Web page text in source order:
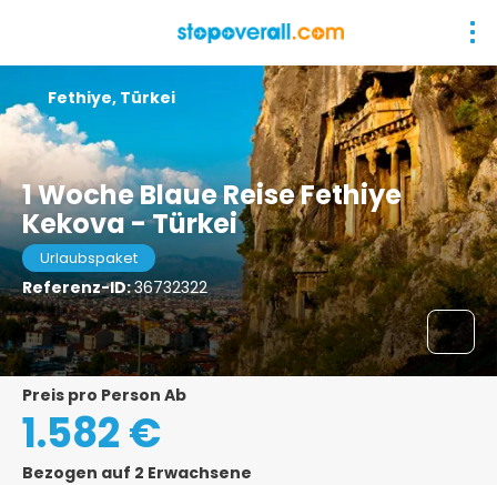
1 Woche Blaue Reise Fethiye
Kekova - Türkei
Urlaubspaket
Referenz-ID:36732322
Fethiye, Türkei
Preis pro Person Ab
1.582 €
Bezogen auf 2 Erwachsene